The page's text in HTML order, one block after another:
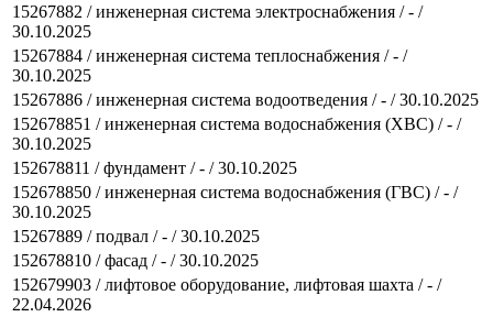
15267882 / инженерная система электроснабжения / - /
30.10.2025
15267884 / инженерная система теплоснабжения / - /
30.10.2025
15267886 / инженерная система водоотведения / - / 30.10.2025
152678851 / инженерная система водоснабжения (ХВС) / - /
30.10.2025
152678811 / фундамент / - / 30.10.2025
152678850 / инженерная система водоснабжения (ГВС) / - /
30.10.2025
15267889 / подвал / - / 30.10.2025
152678810 / фасад / - / 30.10.2025
152679903 / лифтовое оборудование, лифтовая шахта / - /
22.04.2026